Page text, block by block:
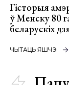
Гісторыя
ў Менску 80
беларускіх
ЧЫТАЦЬ ЯШЧЭ